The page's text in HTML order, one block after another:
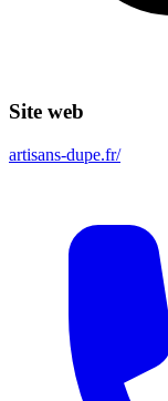
Site web
artisans-dupe.fr/